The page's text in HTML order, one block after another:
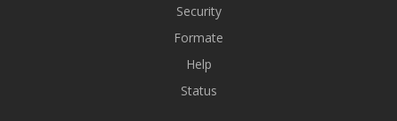
Security
Formate
Help
Status